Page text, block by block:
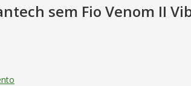
sem Fio Venom II